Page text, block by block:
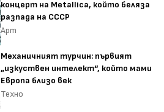
концерт на Metallica, който беляза
разпада на СССР
Арт
Механичният турчин: първият
„изкуствен интелект“, който мами
Европа близо век
Техно